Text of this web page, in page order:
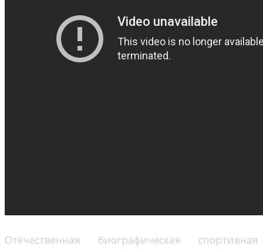
Отечественная биографическая спортивная